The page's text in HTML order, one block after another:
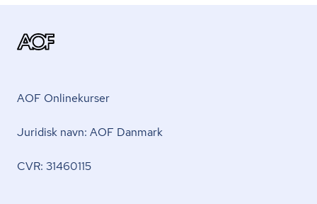
AOF Onlinekurser
Juridisk navn: AOF Danmark
CVR: 31460115